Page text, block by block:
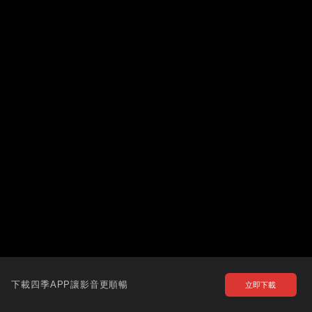
下載四季APP讓影音更順暢 立即下載